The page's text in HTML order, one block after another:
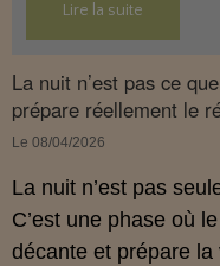
Cet article propose
et conforme à la
Lire la suite
La nuit n’est pas ce
prépare réellement le
Le 08/04/2026
La nuit n’est pas
C’est une phase où
décante et prépare